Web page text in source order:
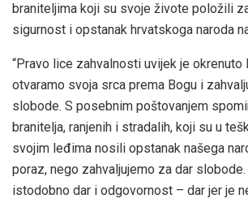
braniteljima koji su svoje živote položili
sigurnost i opstanak hrvatskoga naroda
“Pravo lice zahvalnosti uvijek je okrenuto
otvaramo svoja srca prema Bogu i
slobode. S posebnim poštovanjem
branitelja, ranjenih i stradalih, koji su u
svojim leđima nosili opstanak našega
poraz, nego zahvaljujemo za dar
istodobno dar i odgovornost – dar jer je